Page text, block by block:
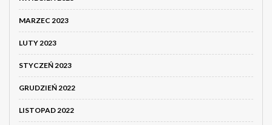
MARZEC 2023
LUTY 2023
STYCZEŃ 2023
GRUDZIEŃ 2022
LISTOPAD 2022